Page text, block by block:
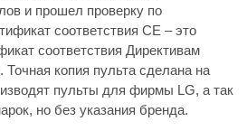
и прошел проверку по
соответствия СЕ – это
соответствия Директивам
копия пульта сделана на
пульты для фирмы LG, а так
но без указания бренда.